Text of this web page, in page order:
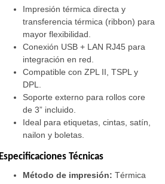
Impresión térmica directa y
transferencia térmica (ribbon) para
mayor flexibilidad.
Conexión USB + LAN RJ45 para
integración en red.
Compatible con ZPL II, TSPL y
DPL.
Soporte externo para rollos core
de 3” incluido.
Ideal para etiquetas, cintas, satín,
nailon y boletas.
Especificaciones Técnicas
Método de impresión: Térmica